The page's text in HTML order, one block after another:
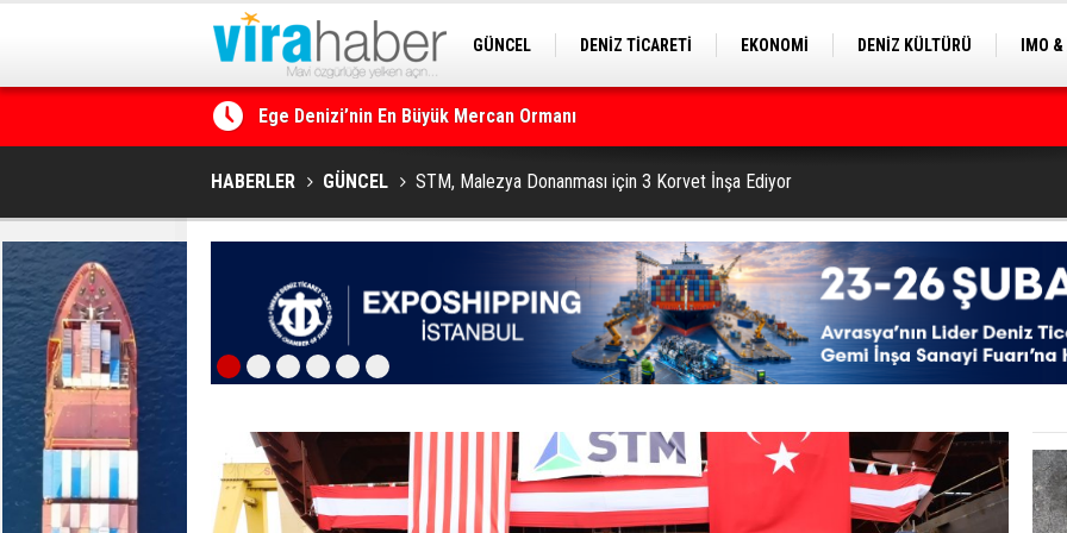
GÜNCEL DENİZ TİCARETİ EKONOMİ DENİZ KÜLTÜRÜ
IMO
Ege Denizi’nin En Büyük Mercan Ormanı
HABERLER GÜNCEL STM, Malezya Donanması için 3 Korvet İnşa Ediyor